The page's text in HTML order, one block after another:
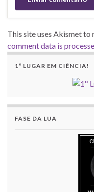
This site uses Akismet to
comment data is
1º LUGAR EM CIÊNCIA!
FASE DA LUA